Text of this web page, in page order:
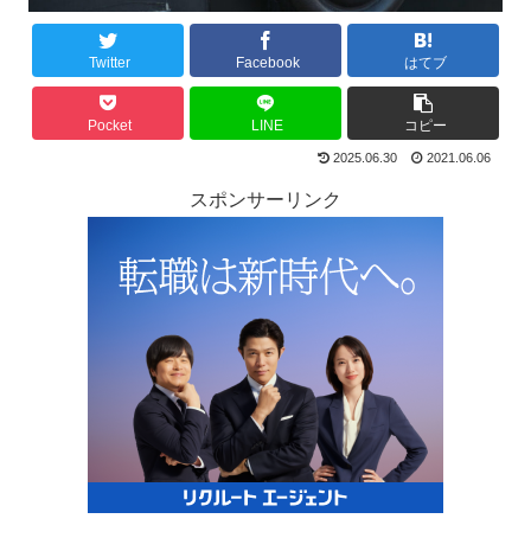
Twitter Facebook はてブ
Pocket LINE コピー
2025.06.30 2021.06.06
スポンサーリンク